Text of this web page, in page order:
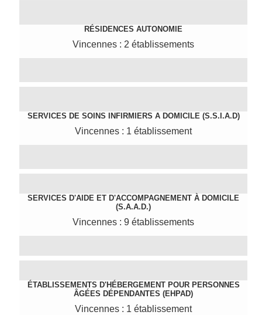
RÉSIDENCES AUTONOMIE
Vincennes : 2 établissements
SERVICES DE SOINS INFIRMIERS A DOMICILE (S.S.I.A.D)
Vincennes : 1 établissement
SERVICES D'AIDE ET D'ACCOMPAGNEMENT À DOMICILE
(S.A.A.D.)
Vincennes : 9 établissements
ÉTABLISSEMENTS D'HÉBERGEMENT POUR PERSONNES
ÂGÉES DÉPENDANTES (EHPAD)
Vincennes : 1 établissement